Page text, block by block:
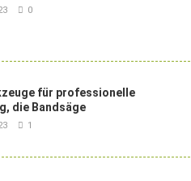
0
für professionelle
die Bandsäge
1